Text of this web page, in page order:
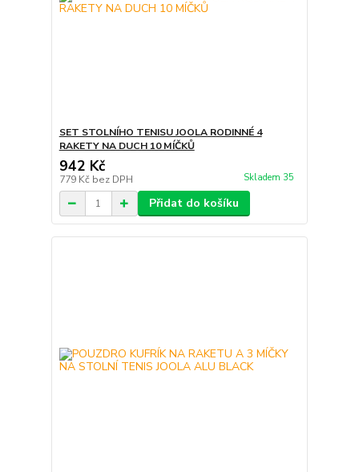
SET STOLNÍHO TENISU JOOLA RODINNÉ 4
RAKETY NA DUCH 10 MÍČKŮ
942 Kč
779 Kč bez DPH Skladem 35
Přidat do košíku